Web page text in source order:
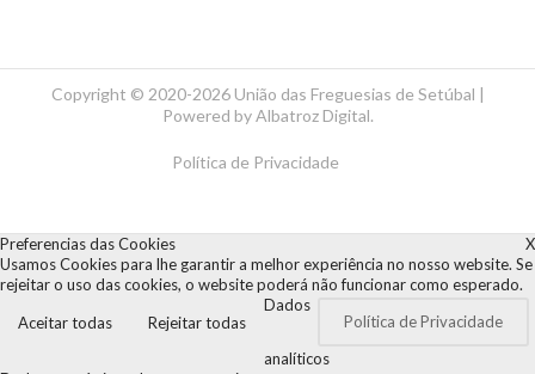
Copyright © 2020-2026 União das Freguesias de Setúbal |
Powered byAlbatroz Digital.
Política de Privacidade
X
Preferencias das Cookies
Usamos Cookies para lhe garantir a melhor experiência no nosso website. Se
rejeitar o uso das cookies, o website poderá não funcionar como esperado.
Aceitar todas
Rejeitar todas Política de Privacidade
Dados
analíticos